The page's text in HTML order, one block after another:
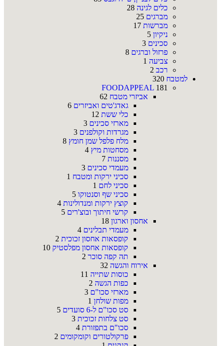
כלים לגינה 28
מברגים 25
מברשות 17
ניקיון 5
סכינים 3
פרזול וברגים 8
צביעה 1
רכב 2
למטבח 320
FOODAPPEAL 181
אביזרי מטבח 62
גאדג'טים ואביזרים 6
כלי ששת 12
מארזי סכינים 3
מגרדות וקולפנים 3
מלח פלפל שמן חומץ 8
מסחטות מיץ 4
מסננות 7
מעמדי סכינים 3
סכיני ירקות ומטבח 1
סכיני לחם 1
סכיני שף וסנטוקו 5
קוצץ ירקות ומנדולינות 4
קרשי חיתוך ובוצ'רים 5
אחסון וארגון 18
מעמדי תבלינים 4
קופסאות אחסון זכוכית 2
קופסאות אחסון מפלסטיק 10
תה קפה סוכר 2
אירוח והגשה 32
כוסות שתייה 11
כפות הגשה 2
מארזי סכו"ם 3
מפות שולחן 1
סט סכו"ם ל-6 סועדים
5
סט צלחות זכוכית 3
סכו"ם בתפזורת 4
פרקולטורים וקומקומים 2